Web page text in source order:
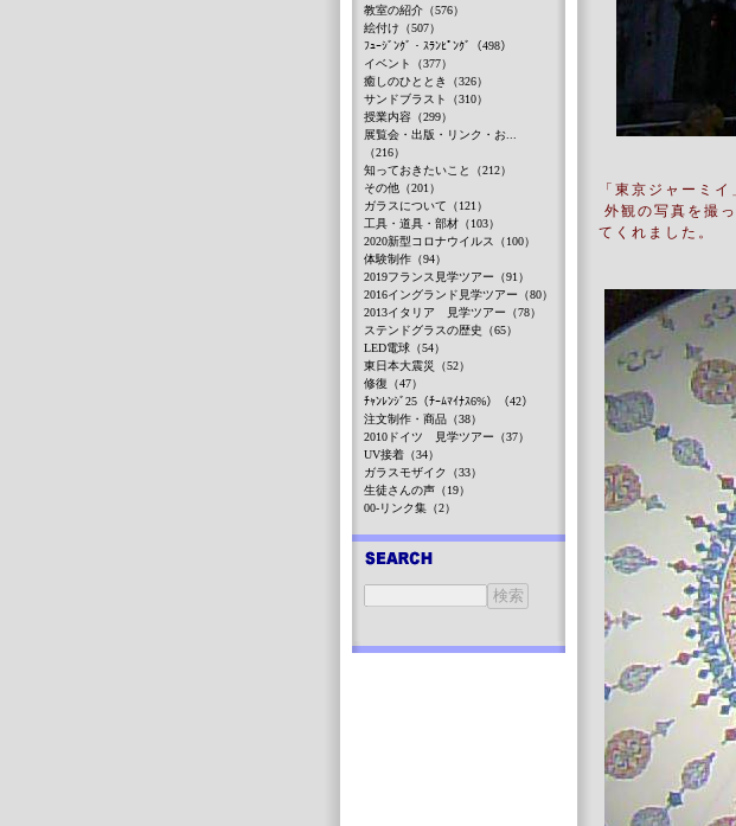
「東京ジャーミ
外観の写真を撮
てくれました。
教室の紹介（576）
絵付け（507）
ﾌｭｰｼﾞﾝｸﾞ・ｽﾗﾝﾋﾟﾝｸﾞ（498）
イベント（377）
癒しのひととき（326）
サンドブラスト（310）
授業内容（299）
展覧会・出版・リンク・お...
（216）
知っておきたいこと（212）
その他（201）
ガラスについて（121）
工具・道具・部材（103）
2020新型コロナウイルス（100）
体験制作（94）
2019フランス見学ツアー（91）
2016イングランド見学ツアー（80）
2013イタリア 見学ツアー（78）
ステンドグラスの歴史（65）
LED電球（54）
東日本大震災（52）
修復（47）
ﾁｬﾝﾚﾝｼﾞ25（ﾁｰﾑﾏｲﾅｽ6%）（42）
注文制作・商品（38）
2010ドイツ 見学ツアー（37）
UV接着（34）
ガラスモザイク（33）
生徒さんの声（19）
00-リンク集（2）